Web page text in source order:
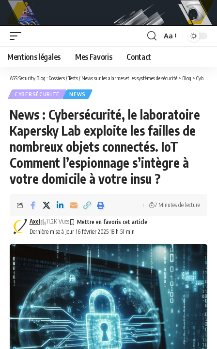
Font
Aa
Mentions légales Mes Favoris Contact
ASS Security Blog : Dossiers / Tests / News sur les alarmes et les systèmes de sécurité > Blog > Cybersécurité
CYBERSÉCURITÉ NEWS
News : Cybersécurité, le laboratoire
Kapersky Lab exploite les failles de
nombreux objets connectés. IoT
Comment l’espionnage s’intègre à
votre domicile à votre insu ?
Dernière mise à jour 16 février 2025 18 h 51 min
Axel 11.2K Vues
7 Minutes de lecture